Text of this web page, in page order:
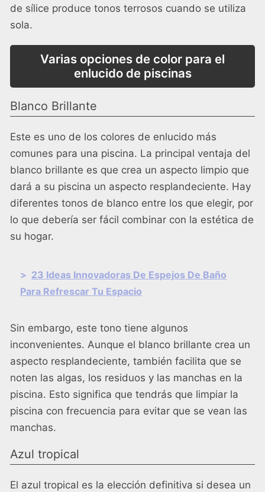
de sílice produce tonos terrosos cuando se utiliza
sola.
Varias opciones de color para el
enlucido de piscinas
Blanco Brillante
Este es uno de los colores de enlucido más
comunes para una piscina. La principal ventaja del
blanco brillante es que crea un aspecto limpio que
dará a su piscina un aspecto resplandeciente. Hay
diferentes tonos de blanco entre los que elegir, por
lo que debería ser fácil combinar con la estética de
su hogar.
> 23 Ideas Innovadoras De Espejos De Baño
Para Refrescar Tu Espacio
Sin embargo, este tono tiene algunos
inconvenientes. Aunque el blanco brillante crea un
aspecto resplandeciente, también facilita que se
noten las algas, los residuos y las manchas en la
piscina. Esto significa que tendrás que limpiar la
piscina con frecuencia para evitar que se vean las
manchas.
Azul tropical
El azul tropical es la elección definitiva si desea un